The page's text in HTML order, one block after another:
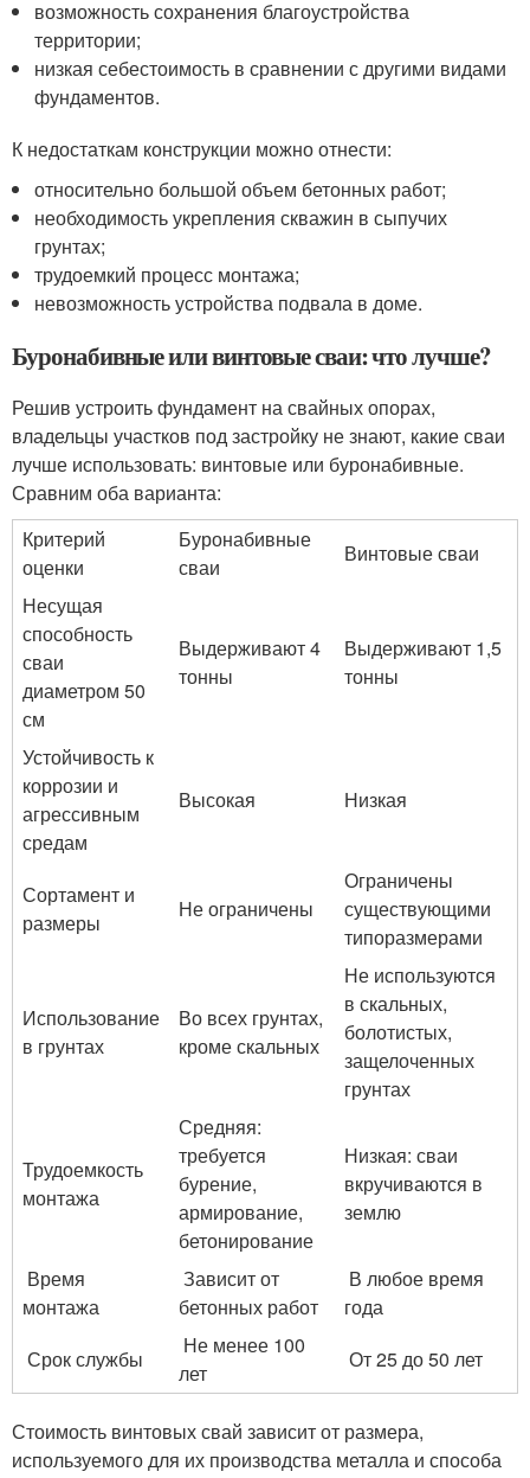
возможность сохранения благоустройства
территории;
низкая себестоимость в сравнении с другими видами
фундаментов.
К недостаткам конструкции можно отнести:
относительно большой объем бетонных работ;
необходимость укрепления скважин в сыпучих
грунтах;
трудоемкий процесс монтажа;
невозможность устройства подвала в доме.
Буронабивные или винтовые сваи: что лучше?
Решив устроить фундамент на свайных опорах,
владельцы участков под застройку не знают, какие сваи
лучше использовать: винтовые или буронабивные.
Сравним оба варианта:
Критерий
оценки
Буронабивные
сваи
Винтовые сваи
Несущая
способность
сваи
диаметром 50
см
Выдерживают 4
тонны
Выдерживают 1,5
тонны
Устойчивость к
коррозии и
агрессивным
средам
Высокая Низкая
Сортамент и
размеры
Не ограничены
Ограничены
существующими
типоразмерами
Использование
в грунтах
Во всех грунтах,
кроме скальных
Не используются
в скальных,
болотистых,
защелоченных
грунтах
Трудоемкость
монтажа
Средняя:
требуется
бурение,
армирование,
бетонирование
Низкая: сваи
вкручиваются в
землю
Время
монтажа
Зависит от
бетонных работ
В любое время
года
Срок службы
Не менее 100
лет
От 25 до 50 лет
Стоимость винтовых свай зависит от размера,
используемого для их производства металла и способа